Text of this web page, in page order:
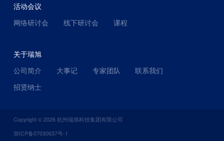
活动会议
网络研讨会
线下研讨会 课程
关于瑞旭
公司简介
大事记 专家团队
联系我们
招贤纳士
Copyright © 2026杭州瑞旭科技集团有限公司
浙ICP备07030637号-1